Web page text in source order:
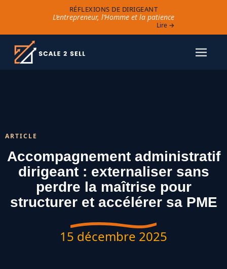
RÉFLEXIONS DE DIRIGEANT
L’entrepreneur, l’Homme et la patience
Lire →
ARTICLE
Accompagnement administratif
dirigeant : externaliser sans
perdre la maîtrise pour
structurer et accélérer sa PME
15 décembre 2025